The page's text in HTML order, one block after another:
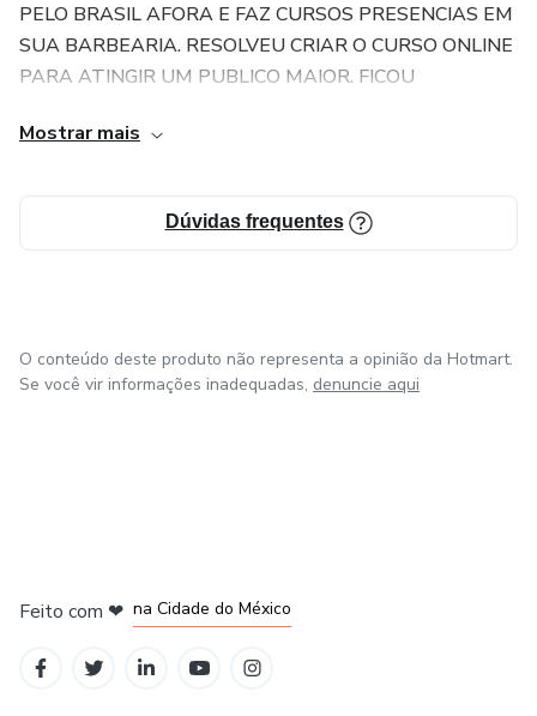
PELO BRASIL AFORA E FAZ CURSOS PRESENCIAS EM
SUA BARBEARIA. RESOLVEU CRIAR O CURSO ONLINE
PARA ATINGIR UM PUBLICO MAIOR. FICOU
REDES SOCIAIS POPULARES. JA ATINGIU MAIS DE 1
YOUTUBE.
Mostrar mais
Dúvidas frequentes
O conteúdo deste produto não representa a opinião da Hotmart.
Se você vir informações inadequadas, denuncie aqui
Feito com ❤ na Cidade do México